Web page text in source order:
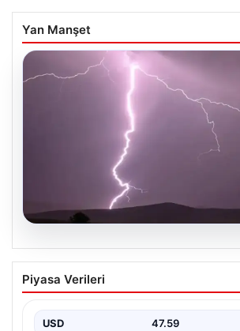
Yan Manşet
04.08.2026
Tayland’da maç sırasında
yıldırım düştü: 1 futbolcu
Piyasa Verileri
USD 47.59